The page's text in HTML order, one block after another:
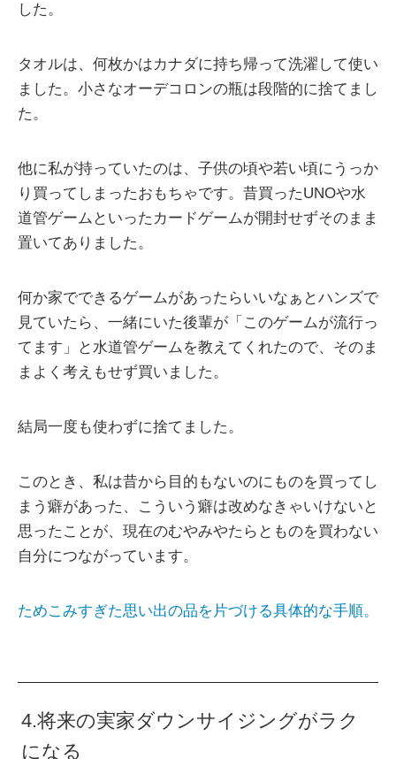
した。
タオルは、何枚かはカナダに持ち帰って洗濯して使い
ました。小さなオーデコロンの瓶は段階的に捨てまし
た。
他に私が持っていたのは、子供の頃や若い頃にうっか
り買ってしまったおもちゃです。昔買ったUNOや水
道管ゲームといったカードゲームが開封せずそのまま
置いてありました。
何か家でできるゲームがあったらいいなぁとハンズで
見ていたら、一緒にいた後輩が「このゲームが流行っ
てます」と水道管ゲームを教えてくれたので、そのま
まよく考えもせず買いました。
結局一度も使わずに捨てました。
このとき、私は昔から目的もないのにものを買ってし
まう癖があった、こういう癖は改めなきゃいけないと
思ったことが、現在のむやみやたらとものを買わない
自分につながっています。
ためこみすぎた思い出の品を片づける具体的な手順。
4.将来の実家ダウンサイジングがラク
になる